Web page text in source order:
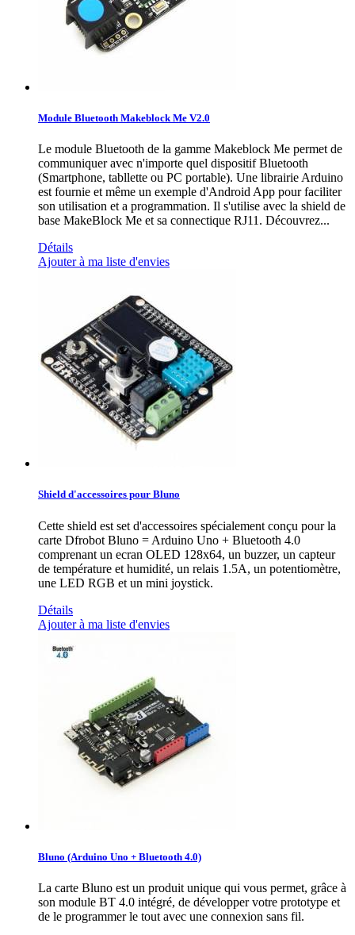
Module Bluetooth Makeblock Me V2.0
Le module Bluetooth de la gamme Makeblock Me permet de
communiquer avec n'importe quel dispositif Bluetooth
(Smartphone, tabllette ou PC portable). Une librairie Arduino
est fournie et même un exemple d'Android App pour faciliter
son utilisation et a programmation. Il s'utilise avec la shield de
base MakeBlock Me et sa connectique RJ11. Découvrez...
Détails
Ajouter à ma liste d'envies
Shield d'accessoires pour Bluno
Cette shield est set d'accessoires spécialement conçu pour la
carte Dfrobot Bluno = Arduino Uno + Bluetooth 4.0
comprenant un ecran OLED 128x64, un buzzer, un capteur
de température et humidité, un relais 1.5A, un potentiomètre,
une LED RGB et un mini joystick.
Détails
Ajouter à ma liste d'envies
Bluno (Arduino Uno + Bluetooth 4.0)
La carte Bluno est un produit unique qui vous permet, grâce à
son module BT 4.0 intégré, de développer votre prototype et
de le programmer le tout avec une connexion sans fil.